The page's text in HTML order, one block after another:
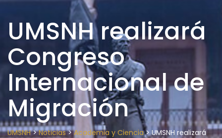
UMSNH realizará
Congreso
Internacional de
Migración
UMSNH>Noticias>Academia y Ciencia>UMSNH realizará